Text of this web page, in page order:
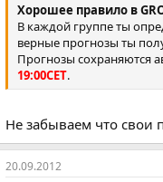
Хорошее правило в
В каждой группе ты
верные прогнозы ты
Прогнозы сохраняются
19:00СЕТ.
Не забываем что свои
20.09.2012